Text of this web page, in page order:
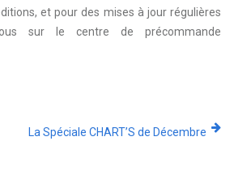
et pour des mises à jour régulières
sur le centre de précommande
La Spéciale CHART’S de Décembre